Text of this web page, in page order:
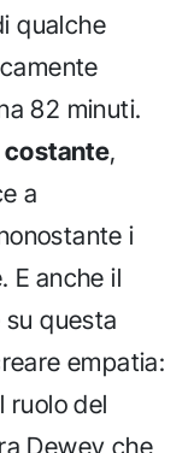
qualche
82 minuti.
costante,
a
i
E anche il
questa
empatia:
ruolo del
Dewey che